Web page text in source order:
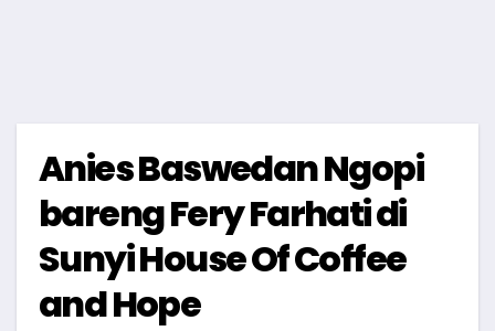
Anies Baswedan Ngopi
bareng Fery Farhati di
Sunyi House Of Coffee
and Hope